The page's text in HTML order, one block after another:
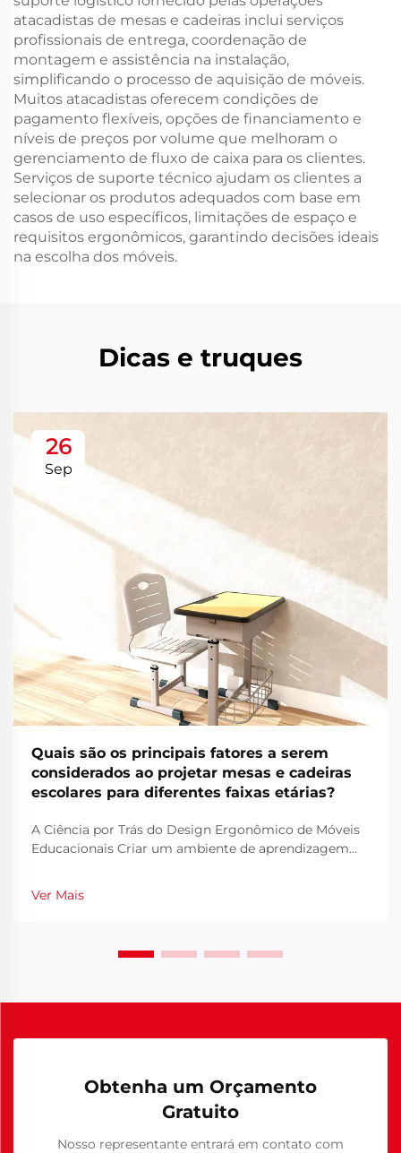
atacadistas de mesas e cadeiras inclui serviços
profissionais de entrega, coordenação de
montagem e assistência na instalação,
simplificando o processo de aquisição de móveis.
Muitos atacadistas oferecem condições de
pagamento flexíveis, opções de financiamento e
níveis de preços por volume que melhoram o
gerenciamento de fluxo de caixa para os clientes.
Serviços de suporte técnico ajudam os clientes a
selecionar os produtos adequados com base em
casos de uso específicos, limitações de espaço e
requisitos ergonômicos, garantindo decisões ideais
na escolha dos móveis.
Dicas e truques
26
Sep
Quais são os principais fatores a serem
considerados ao projetar mesas e cadeiras
escolares para diferentes faixas etárias?
A Ciência por Trás do Design Ergonômico de Móveis
Educacionais Criar um ambiente de aprendizagem
escolares. Os móveis utilizados diariamente pelos
estudantes desempenham um papel fundamental no
Ver Mais
Obtenha um Orçamento
Gratuito
Nosso representante entrará em contato com